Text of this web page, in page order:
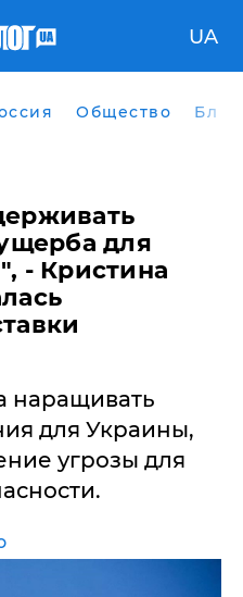
UA
Общество
для
- Кристина
наращивать
для Украины,
угрозы для